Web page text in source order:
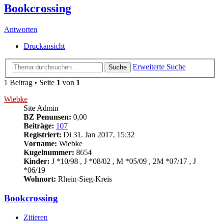
Bookcrossing
Antworten
Druckansicht
Suche
Erweiterte Suche
1 Beitrag • Seite 1 von 1
Wiebke
Site Admin
BZ Penunsen: 0,00
Beiträge: 107
Registriert: Di 31. Jan 2017, 15:32
Vorname: Wiebke
Kugelnummer: 8654
Kinder: J *10/98 , J *08/02 , M *05/09 , 2M *07/17 , J
*06/19
Wohnort: Rhein-Sieg-Kreis
Bookcrossing
Zitieren